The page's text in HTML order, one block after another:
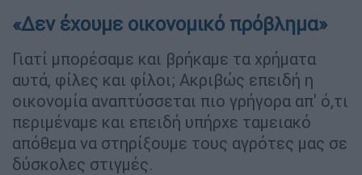
«Δεν έχουμε οικονομικό πρόβλημα»
Γιατί μπορέσαμε και βρήκαμε τα χρήματα
αυτά, φίλες και φίλοι; Ακριβώς επειδή η
οικονομία αναπτύσσεται πιο γρήγορα απ' ό,τι
περιμέναμε και επειδή υπήρχε ταμειακό
απόθεμα να στηρίξουμε τους αγρότες μας σε
δύσκολες στιγμές.